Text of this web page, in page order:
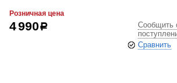
Розничная цена
4 990р
Сообщить
Сравнить